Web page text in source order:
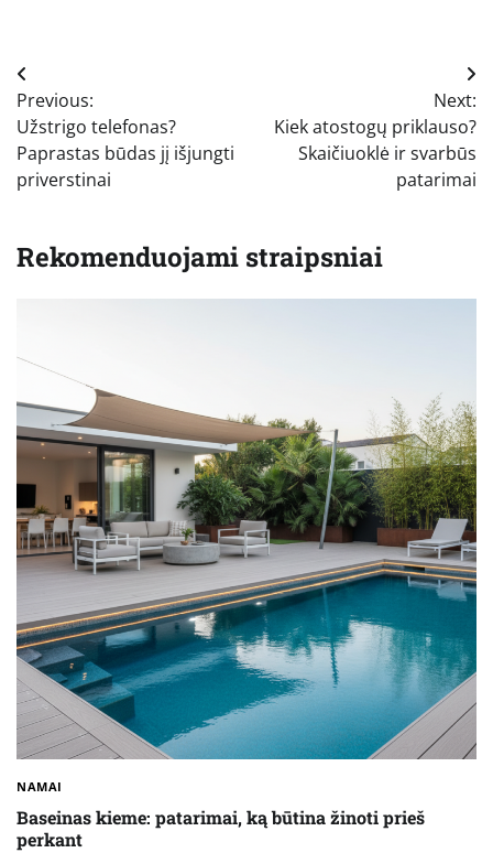
Navigacija
tarp
įrašų
Previous:
Užstrigo telefonas?
Paprastas būdas jį išjungti
priverstinai
Next:
Kiek atostogų priklauso?
Skaičiuoklė ir svarbūs
patarimai
Rekomenduojami straipsniai
NAMAI
Baseinas kieme: patarimai, ką būtina žinoti prieš
perkant